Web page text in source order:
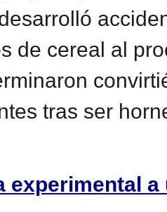
de cereal al
tras ser
experimental